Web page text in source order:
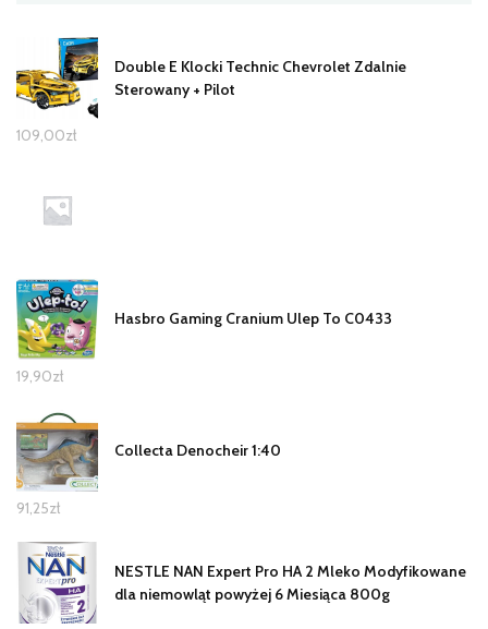
Double E Klocki Technic Chevrolet Zdalnie
Sterowany + Pilot
109,00zł
Hasbro Gaming Cranium Ulep To C0433
19,90zł
Collecta Denocheir 1:40
91,25zł
NESTLE NAN Expert Pro HA 2 Mleko Modyfikowane
dla niemowląt powyżej 6 Miesiąca 800g